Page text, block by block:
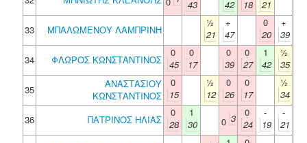
43
42
18
21
33
ΜΠΑΛΩΜΕΝΟΥ ΛΑΜΠΡΙΝΗ
½
21
+
47
0
20
+
39
34
ΦΛΩΡΟΣ ΚΩΝΣΤΑΝΤΙΝΟΣ
0
45
0
17
0
39
0
27
1
42
½
35
35
ΑΝΑΣΤΑΣΙΟΥ
ΚΩΝΣΤΑΝΤΙΝΟΣ
0
15
½
12
0
26
0
17
½
34
36
ΠΑΤΡΙΝΟΣ ΗΛΙΑΣ
0
28
1
30
0 3
0
24
-
19
-
21